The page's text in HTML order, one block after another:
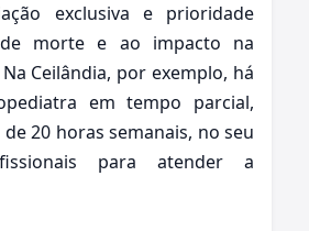
exclusiva e prioridade
morte e ao impacto na
Ceilândia, por exemplo, há
em tempo parcial,
20 horas semanais, no seu
para atender a